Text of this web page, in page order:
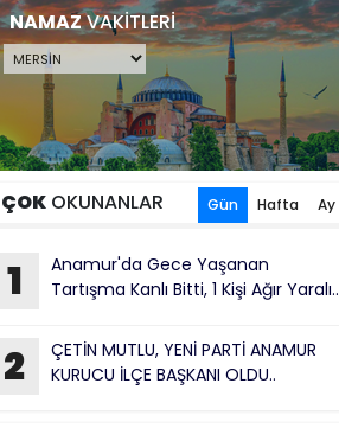
NAMAZVAKİTLERİ
ÇOK OKUNANLAR Gün Hafta Ay
1
Anamur'da Gece Yaşanan
Tartışma Kanlı Bitti, 1 Kişi Ağır Yaralı..
2
ÇETİN MUTLU, YENİ PARTİ ANAMUR
KURUCU İLÇE BAŞKANI OLDU..